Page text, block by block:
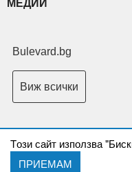
Tози сайт използва
ПРИЕМАМ
МЕДИИ
Bulevard.bg
Виж всички
Copyright © 2026